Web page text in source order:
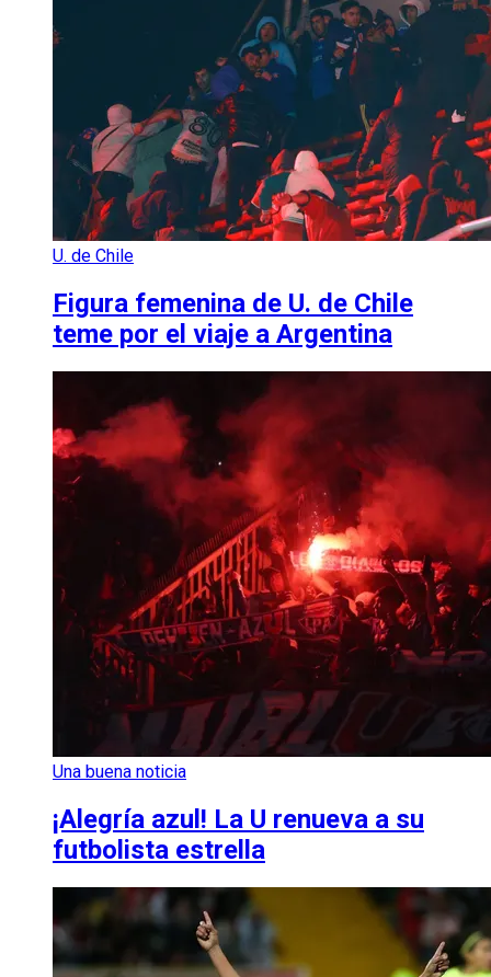
U. de Chile
Figura femenina de U. de Chile
teme por el viaje a Argentina
Una buena noticia
¡Alegría azul! La U renueva a su
futbolista estrella